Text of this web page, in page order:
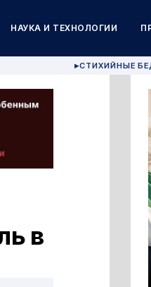
НАУКА И ТЕХНОЛОГИИ
▶СТИХИЙНЫЕ
в